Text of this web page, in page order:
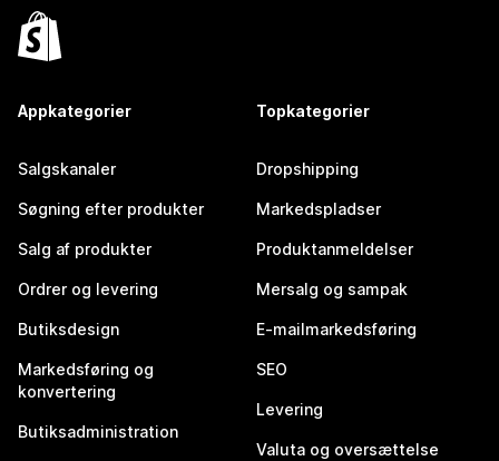
Appkategorier
Salgskanaler
Søgning efter produkter
Salg af produkter
Ordrer og levering
Butiksdesign
Markedsføring og
konvertering
Butiksadministration
Topkategorier
Dropshipping
Markedspladser
Produktanmeldelser
Mersalg og sampak
E-mailmarkedsføring
SEO
Levering
Valuta og oversættelse